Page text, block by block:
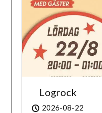
Logrock
2026-08-22